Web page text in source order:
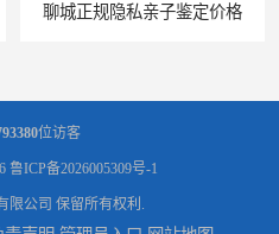
聊城正规隐私亲子鉴定价格
位访客
鲁ICP备2026005309号-1
限公司 保留所有权利.